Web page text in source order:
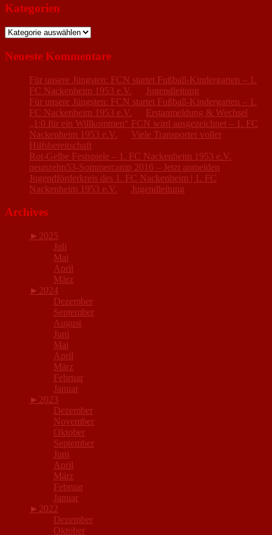
Kategorien
Kategorien
Neueste Kommentare
Für unsere Jüngsten: FCN startet Fußball-Kindergarten – 1.
FC Nackenheim 1953 e.V.
Jugendleitung
Für unsere Jüngsten: FCN startet Fußball-Kindergarten – 1.
FC Nackenheim 1953 e.V.
Erstanmeldung & Wechsel
„1:0 für ein Willkommen“ FCN wird ausgezeichnet – 1. FC
Nackenheim 1953 e.V.
Viele Transporter voller
Hilfsbereitschaft
Rot-Gelbe Festspiele – 1. FC Nackenheim 1953 e.V.
neunzehn53-Sommercamp 2016 – Jetzt anmelden
Jugendförderkreis des 1. FC Nackenheim | 1. FC
Nackenheim 1953 e.V.
Jugendleitung
Archives
► 2025
Juli
Mai
April
März
► 2024
Dezember
September
August
Juni
Mai
April
März
Februar
Januar
► 2023
Dezember
November
Oktober
September
Juni
April
März
Februar
Januar
► 2022
Dezember
Oktober